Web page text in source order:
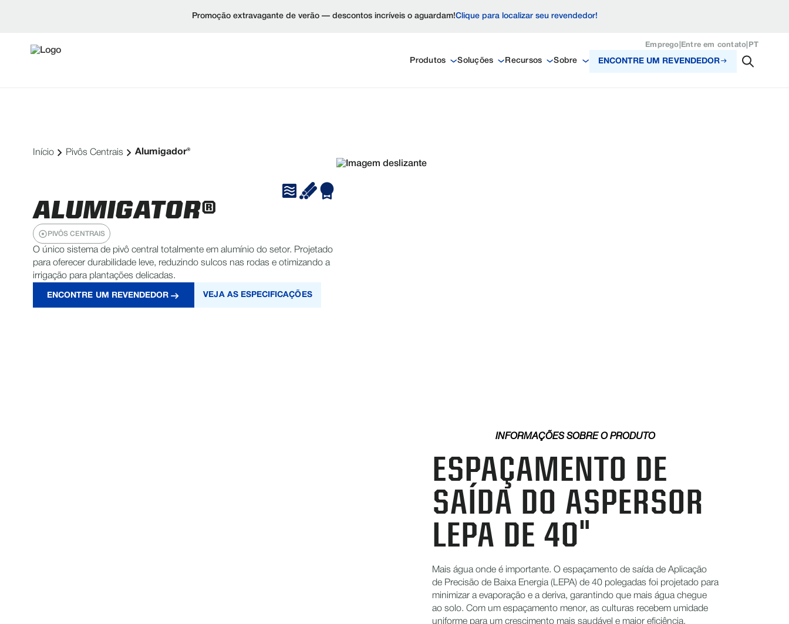
Promoção extravagante de verão — descontos incríveis o aguardam!Clique para localizar seu revendedor!
Emprego Entre em contato PT
Produtos Soluções Recursos Sobre ENCONTRE UM REVENDEDOR
Início Pivôs Centrais Alumigador®
ALUMIGATOR®
PIVÔS CENTRAIS
O único sistema de pivô central totalmente em alumínio do setor. Projetado
para oferecer durabilidade leve, reduzindo sulcos nas rodas e otimizando a
irrigação para plantações delicadas.
ENCONTRE UM REVENDEDOR VEJA AS ESPECIFICAÇÕES
INFORMAÇÕES SOBRE O PRODUTO
ESPAÇAMENTO DE
SAÍDA DO ASPERSOR
LEPA DE 40"
Mais água onde é importante. O espaçamento de saída de Aplicação
de Precisão de Baixa Energia (LEPA) de 40 polegadas foi projetado para
minimizar a evaporação e a deriva, garantindo que mais água chegue
ao solo. Com um espaçamento menor, as culturas recebem umidade
uniforme para um crescimento mais saudável e maior eficiência.